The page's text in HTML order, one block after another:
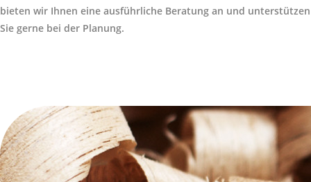
bieten wir Ihnen eine ausführliche Beratung an und unterstützen
Sie gerne bei der Planung.